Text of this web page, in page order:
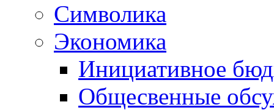
Символика
Экономика
Инициативное
Общесвенные